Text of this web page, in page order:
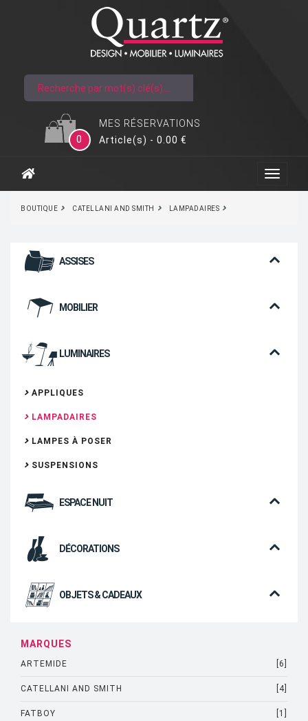
MES RÉSERVATIONS
0
Article(s) - 0.00 €
BOUTIQUE CATELLANI AND SMITH LAMPADAIRES
ASSISES
MOBILIER
LUMINAIRES
APPLIQUES
LAMPADAIRES
LAMPES À POSER
SUSPENSIONS
ESPACE NUIT
DÉCORATIONS
OBJETS & CADEAUX
MARQUES
ARTEMIDE [6]
CATELLANI AND SMITH [4]
FATBOY [1]